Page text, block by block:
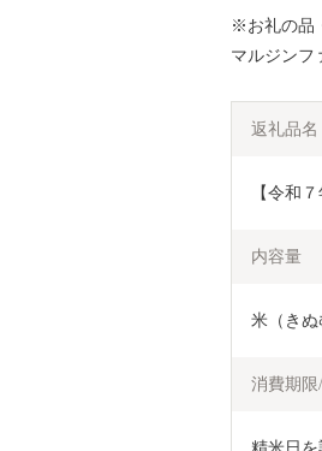
※お礼の品
マルジンフ
返礼品名
【令和
内容量
米（きぬ
消費期限